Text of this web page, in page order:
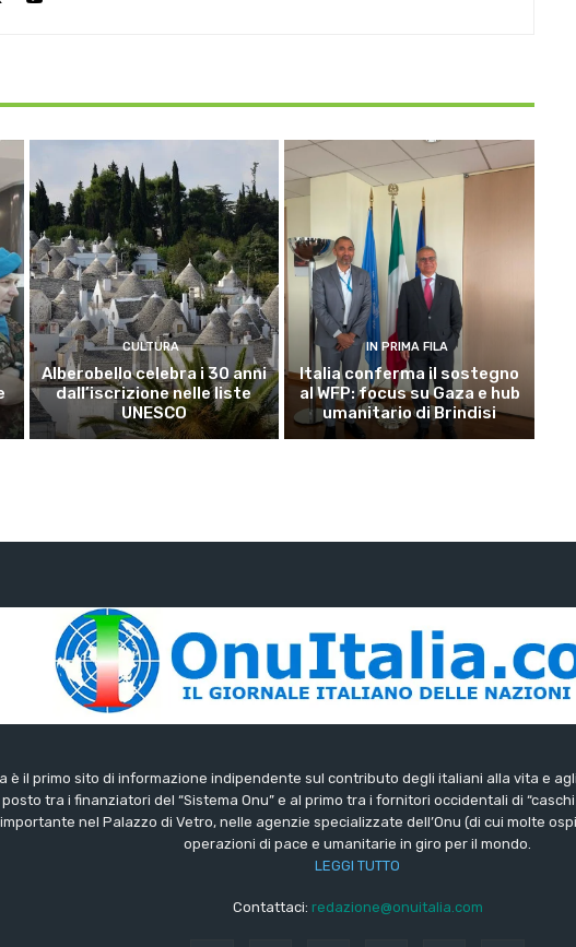
CULTURA
Alberobello celebra i 30 anni
dall’iscrizione nelle liste
UNESCO
IN PRIMA FILA
Italia conferma il sostegno
al WFP: focus su Gaza e hub
umanitario di Brindisi
è il primo sito di informazione indipendente sul contributo degli italiani alla vita e
tra i finanziatori del “Sistema Onu” e al primo tra i fornitori occidentali di “caschi
nel Palazzo di Vetro, nelle agenzie specializzate dell’Onu (di cui molte
operazioni di pace e umanitarie in giro per il mondo.
LEGGI TUTTO
Contattaci: redazione@onuitalia.com